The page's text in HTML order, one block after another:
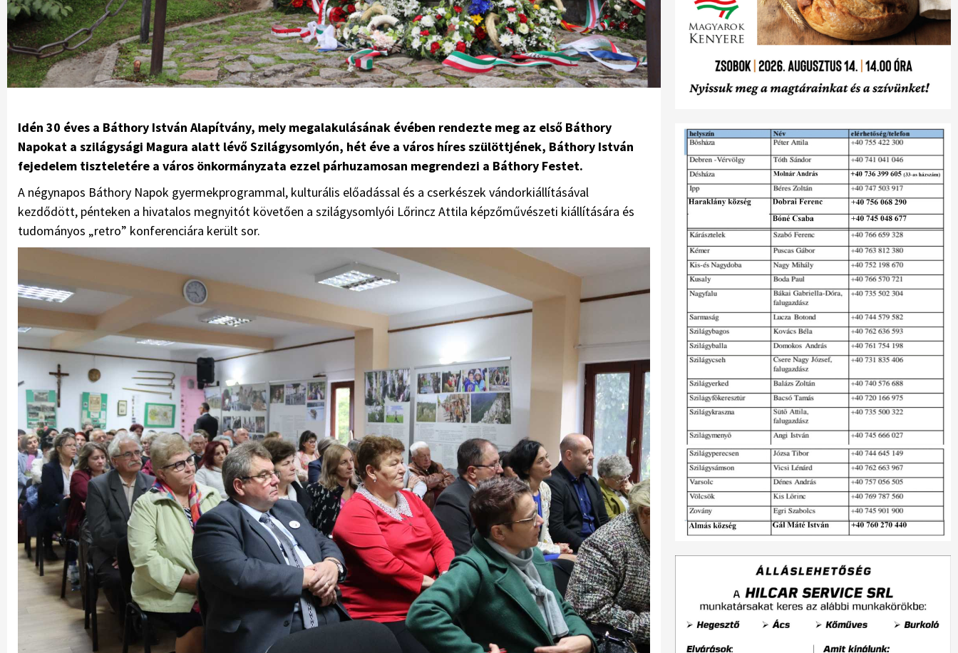
Idén 30 éves a Báthory István Alapítvány, mely megalakulásának évében rendezte meg az első Báthory
Napokat a szilágysági Magura alatt lévő Szilágysomlyón, hét éve a város híres szülöttjének, Báthory István
fejedelem tiszteletére a város önkormányzata ezzel párhuzamosan megrendezi a Báthory Festet.
A négynapos Báthory Napok gyermekprogrammal, kulturális előadással és a cserkészek vándorkiállításával
kezdődött, pénteken a hivatalos megnyitót követően a szilágysomlyói Lőrincz Attila képzőművészeti kiállítására és
tudományos „retro” konferenciára került sor.